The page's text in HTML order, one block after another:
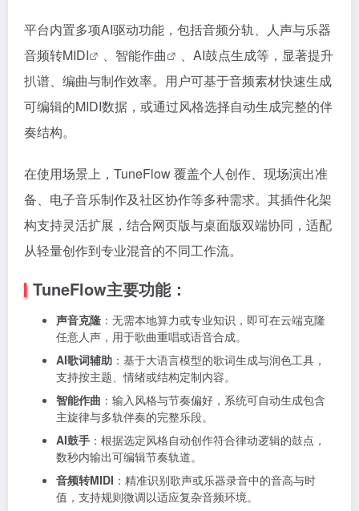
平台内置多项AI驱动功能，包括音频分轨、人声与乐器
音频转MIDI
、 智能作曲
、AI鼓点生成等，显著提升
扒谱、编曲与制作效率。用户可基于音频素材快速生成
可编辑的MIDI数据，或通过风格选择自动生成完整的伴
奏结构。
在使用场景上，TuneFlow 覆盖个人创作、现场演出准
备、电子音乐制作及社区协作等多种需求。其插件化架
构支持灵活扩展，结合网页版与桌面版双端协同，适配
从轻量创作到专业混音的不同工作流。
TuneFlow主要功能：
声音克隆 ：无需本地算力或专业知识，即可在云端克隆
任意人声，用于歌曲重唱或语音合成。
AI歌词辅助 ：基于大语言模型的歌词生成与润色工具，
支持按主题、情绪或结构定制内容。
智能作曲 ：输入风格与节奏偏好，系统可自动生成包含
主旋律与多轨伴奏的完整乐段。
AI鼓手 ：根据选定风格自动创作符合律动逻辑的鼓点，
数秒内输出可编辑节奏轨道。
音频转MIDI ：精准识别歌声或乐器录音中的音高与时
值，支持规则微调以适应复杂音频环境。